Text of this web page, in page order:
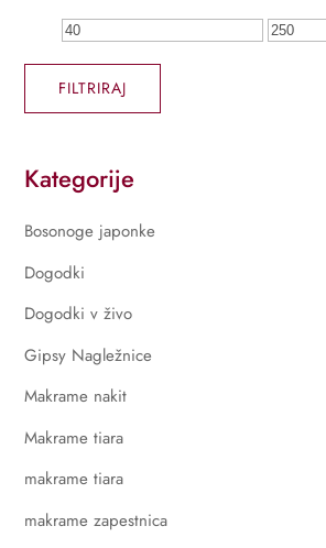
Min
cena
Max
FILTRIRAJ
Kategorije
Bosonoge japonke
Dogodki
Dogodki v živo
Gipsy Nagležnice
Makrame nakit
Makrame tiara
makrame tiara
makrame zapestnica